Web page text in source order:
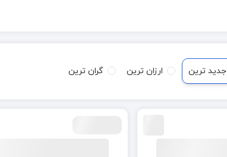
جدید ترین ارزان ترین گران ترین